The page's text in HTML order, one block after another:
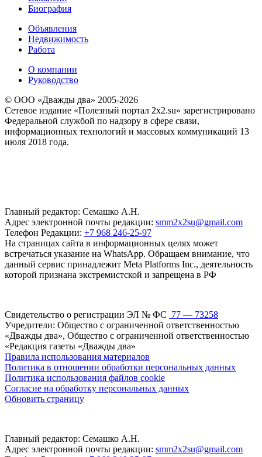
Биография
Объявления
Недвижимость
Работа
О компании
Руководство
© ООО «Дважды два» 2005-2026
Сетевое издание «Полезный портал 2x2.su» зарегистрировано
Федеральной службой по надзору в сфере связи,
информационных технологий и массовых коммуникаций 13
июля 2018 года.
Главный редактор: Семашко А.Н.
Адрес электронной почты редакции: smm2x2su@gmail.com
Телефон Редакции: +7 968 246-25-97
На страницах сайта в информационных целях может
встречаться указание на WhatsApp. Обращаем внимание, что
данный сервис принадлежит Meta Platforms Inc., деятельность
которой признана экстремистской и запрещена в РФ
Свидетельство о регистрации ЭЛ № ФС 77 — 73258
Учредители: Общество с ограниченной ответственностью
«Дважды два», Общество с ограниченной ответственностью
«Редакция газеты «Дважды два»
Правила использования материалов
Политика в отношении обработки персональных данных
Политика использования файлов cookie
Согласие на обработку персональных данных
Обновить страницу
Главный редактор: Семашко А.Н.
Адрес электронной почты редакции: smm2x2su@gmail.com